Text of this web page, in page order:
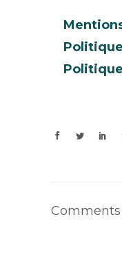
Comments